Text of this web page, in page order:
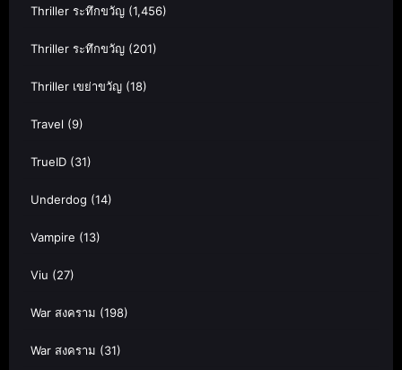
Thriller ระทึกขวัญ (1,456)
Thriller ระทึกขวัญ (201)
Thriller เขย่าขวัญ (18)
Travel (9)
TrueID (31)
Underdog (14)
Vampire (13)
Viu (27)
War สงคราม (198)
War สงคราม (31)